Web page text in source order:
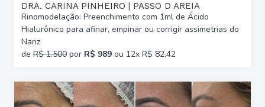
DRA. CARINA PINHEIRO | PASSO D AREIA
Rinomodelação: Preenchimento com 1ml de Ácido
Hialurônico para afinar, empinar ou corrigir assimetrias do
Nariz
de R$ 1.500 por R$ 989 ou 12x R$ 82,42